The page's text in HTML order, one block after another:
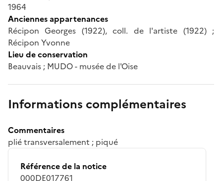
1964
Anciennes appartenances
Récipon Georges (1922), coll. de l'artiste (1922) ;
Récipon Yvonne
Lieu de conservation
Beauvais ; MUDO - musée de l'Oise
Informations complémentaires
Commentaires
plié transversalement ; piqué
Référence de la notice
000DE017761